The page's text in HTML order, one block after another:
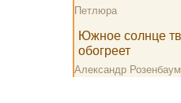
Петлюра
Южное солнце
обогреет
Александр Розенбаум